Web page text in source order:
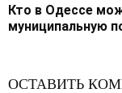
Кто в Одессе
муниципальную
ОСТАВИТЬ